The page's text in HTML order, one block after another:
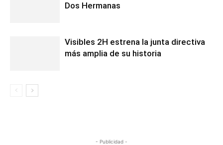
Dos Hermanas
Visibles 2H estrena la junta directiva
más amplia de su historia
- Publicidad -